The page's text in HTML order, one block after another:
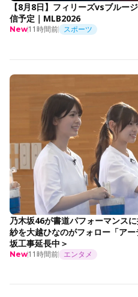
【8月8日】フィリーズvsブルー
信予定｜MLB2026
New11時間前 スポーツ
乃木坂46が書道パフォーマンス
紗を大越ひなのがフォロー「ア
坂工事延長中＞
New11時間前 エンタメ